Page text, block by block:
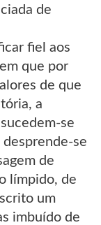
de
fiel aos
que por
de que
a
se
se
de
límpido, de
um
imbuído de